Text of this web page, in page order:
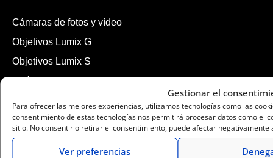
Gestionar el
Para ofrecer las mejores experiencias, utilizamos tecnologías como las
consentimiento de estas tecnologías nos permitirá procesar datos como el
sitio. No consentir o retirar el consentimiento, puede afectar negativamente
Ver preferencias
Cámaras de fotos y vídeo
Objetivos Lumix G
Objetivos Lumix S
Embajadores LUMIX
LUMIX Academy